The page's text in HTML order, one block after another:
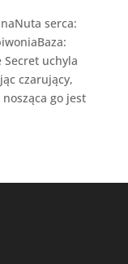
serca:
Secret uchyla
czarujący,
go jest